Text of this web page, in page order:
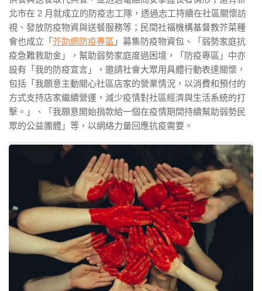
北市在 2 月就成立的防疫志工隊，透過志工持續在社區關懷訪
視、發放防疫物資與送餐服務等；民間社福機構基督教芥菜種
會也成立「 芥助網防疫專區 」募集防疫物資包、「弱勢家庭抗
疫急難救助金」，幫助弱勢家庭度過困境，「防疫專區」中亦
設有「我的防疫宣言」，邀請社會大眾用具體行動表達關懷，
包括「我願意主動關心社區店家的營業情況，以消費和預付的
方式支持店家繼續營運，減少疫情對社區經濟與生活系統的打
擊。」、「我願意開始捐款給一個在疫情期間持續幫助弱勢民
眾的公益團體」等，以網絡力量回應抗疫需要。